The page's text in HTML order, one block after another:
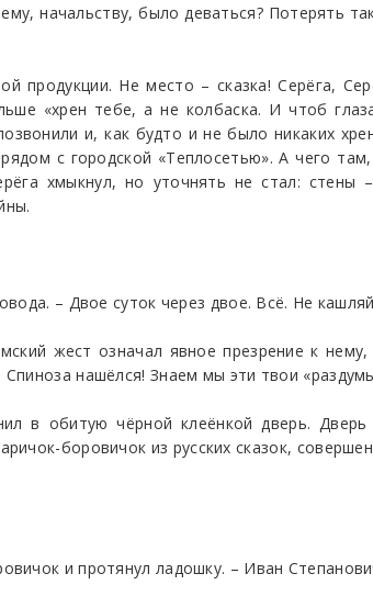
начальству, было деваться? Потерять
продукции. Не место – сказка! Серёга,
«хрен тебе, а не колбаска. И чтоб
и, как будто и не было никаких
с городской «Теплосетью». А чего
хмыкнул, но уточнять не стал:
– Двое суток через двое. Всё. Не
жест означал явное презрение к
нашёлся! Знаем мы эти твои
в обитую чёрной клеёнкой дверь.
боровичок из русских сказок,
и протянул ладошку. – Иван